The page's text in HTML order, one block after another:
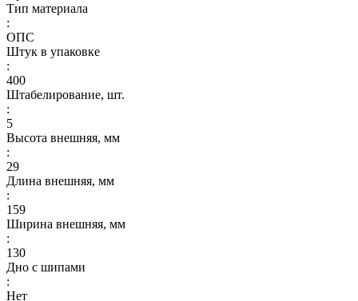
Тип материала
:
ОПС
Штук в упаковке
:
400
Штабелирование, шт.
:
5
Высота внешняя, мм
:
29
Длина внешняя, мм
:
159
Ширина внешняя, мм
:
130
Дно с шипами
:
Нет